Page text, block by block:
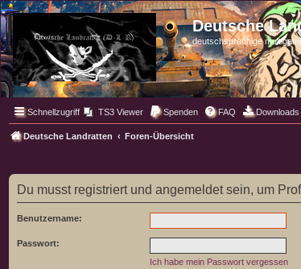
Deutsche
deutschsprachige
Schnellzugriff TS3 Viewer Spenden FAQ Downloads
Deutsche Landratten Foren-Übersicht
Du musst registriert und angemeldet sein, um
Benutzername:
Passwort:
Ich habe mein Passwort vergessen